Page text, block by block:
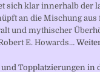
sich klar innerhalb der
an die Mischung aus
und mythischer
E. Howards…